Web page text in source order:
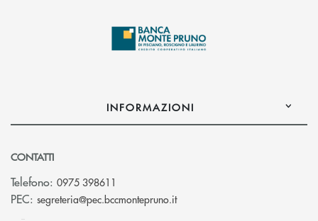
INFORMAZIONI
CONTATTI
Telefono: 0975 398611
PEC: segreteria@pec.bccmontepruno.it(si apre l’app di posta